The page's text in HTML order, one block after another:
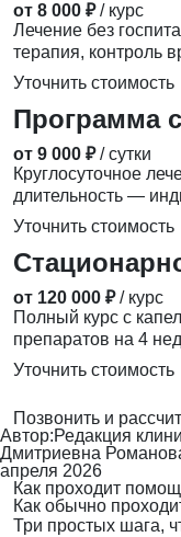
от 8 000 ₽ / курс
Лечение без
терапия, контроль
Уточнить
Программа
от 9 000 ₽ / сутки
Круглосуточное
длительность —
Уточнить
от 120 000 ₽ / курс
Полный курс с
препаратов на 4
Уточнить
Позвонить и
Автор:Редакция
Дмитриевна
апреля 2026
Как проходит
Как обычно
Три простых шага,